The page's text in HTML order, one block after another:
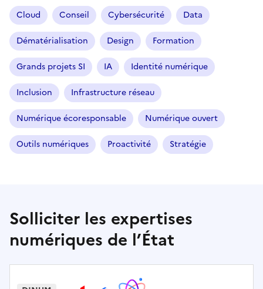
Cloud Conseil Cybersécurité Data
Dématérialisation Design Formation
Grands projets SI IA Identité numérique
Inclusion Infrastructure réseau
Numérique écoresponsable Numérique ouvert
Outils numériques Proactivité Stratégie
Solliciter les expertises
numériques de l’État